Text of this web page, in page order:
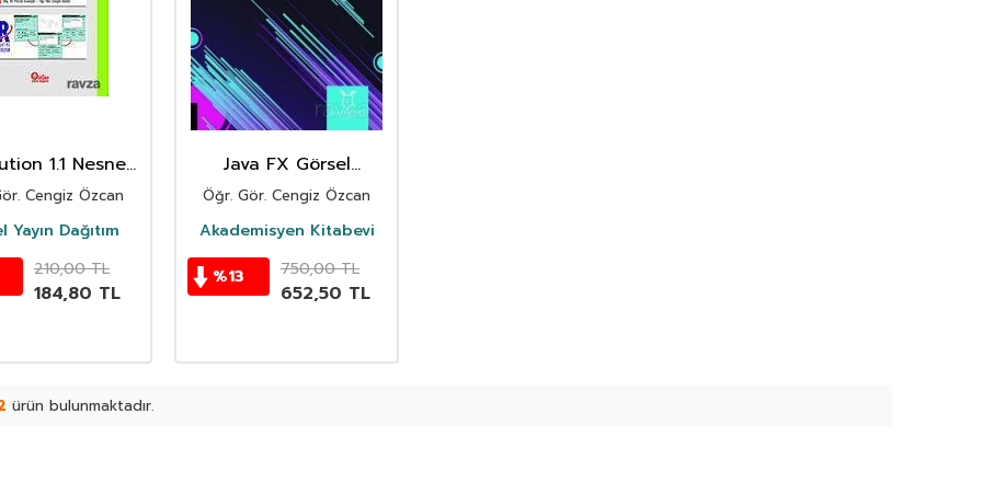
1.1 Nesne
Programlama
Dili
Cengiz Özcan
Yayın Dağıtım
210,00TL
184,80 TL
Java FX Görsel
Programlama
Öğr. Gör. Cengiz Özcan
Akademisyen Kitabevi
%13 750,00TL
652,50 TL
ürün bulunmaktadır.